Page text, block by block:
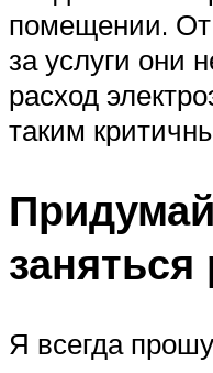
помещении. От
за услуги они
расход
таким
заняться
Я всегда